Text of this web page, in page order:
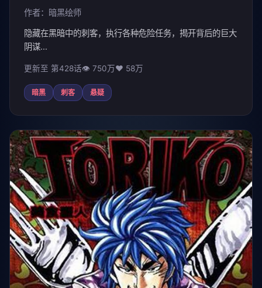
作者：暗黑绘师
隐藏在黑暗中的刺客，执行各种危险任务，揭开背后的巨大
阴谋...
更新至 第428话👁 750万❤️ 58万
暗黑 刺客 悬疑